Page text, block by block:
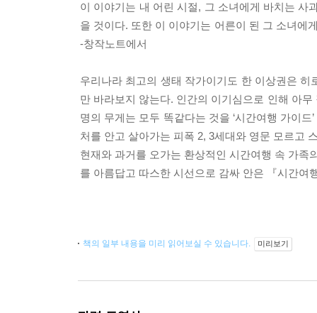
이 이야기는 내 어린 시절, 그 소녀에게 바치는 사
을 것이다. 또한 이 이야기는 어른이 된 그 소녀에
-창작노트에서
우리나라 최고의 생태 작가이기도 한 이상권은
만 바라보지 않는다. 인간의 이기심으로 인해 아
명의 무게는 모두 똑같다는 것을 ‘시간여행 가이
처를 안고 살아가는 피폭 2, 3세대와 영문 모르고
현재와 과거를 오가는 환상적인 시간여행 속 가족
를 아름답고 따스한 시선으로 감싸 안은 『시간여
책의 일부 내용을 미리 읽어보실 수 있습니다. 미리보기